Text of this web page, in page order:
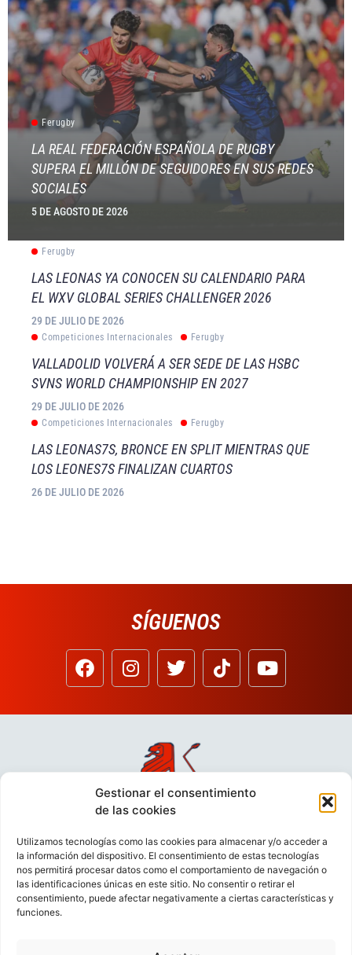
Gestionar el consentimiento
de las cookies
Utilizamos tecnologías como las cookies para almacenar y/o acceder a
la información del dispositivo. El consentimiento de estas tecnologías
nos permitirá procesar datos como el comportamiento de navegación o
las identificaciones únicas en este sitio. No consentir o retirar el
consentimiento, puede afectar negativamente a ciertas características y
funciones.
Ferugby
LA REAL FEDERACIÓN ESPAÑOLA DE RUGBY
SUPERA EL MILLÓN DE SEGUIDORES EN SUS REDES
SOCIALES
5 DE AGOSTO DE 2026
Ferugby
LAS LEONAS YA CONOCEN SU CALENDARIO PARA
EL WXV GLOBAL SERIES CHALLENGER 2026
29 DE JULIO DE 2026
Competiciones Internacionales Ferugby
VALLADOLID VOLVERÁ A SER SEDE DE LAS HSBC
SVNS WORLD CHAMPIONSHIP EN 2027
29 DE JULIO DE 2026
Competiciones Internacionales Ferugby
LAS LEONAS7S, BRONCE EN SPLIT MIENTRAS QUE
LOS LEONES7S FINALIZAN CUARTOS
26 DE JULIO DE 2026
SÍGUENOS